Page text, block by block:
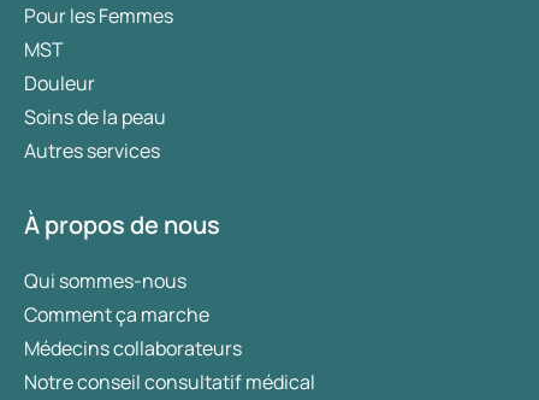
Pour les Femmes
MST
Douleur
Soins de la peau
Autres services
À propos de nous
Qui sommes-nous
Comment ça marche
Médecins collaborateurs
Notre conseil consultatif médical